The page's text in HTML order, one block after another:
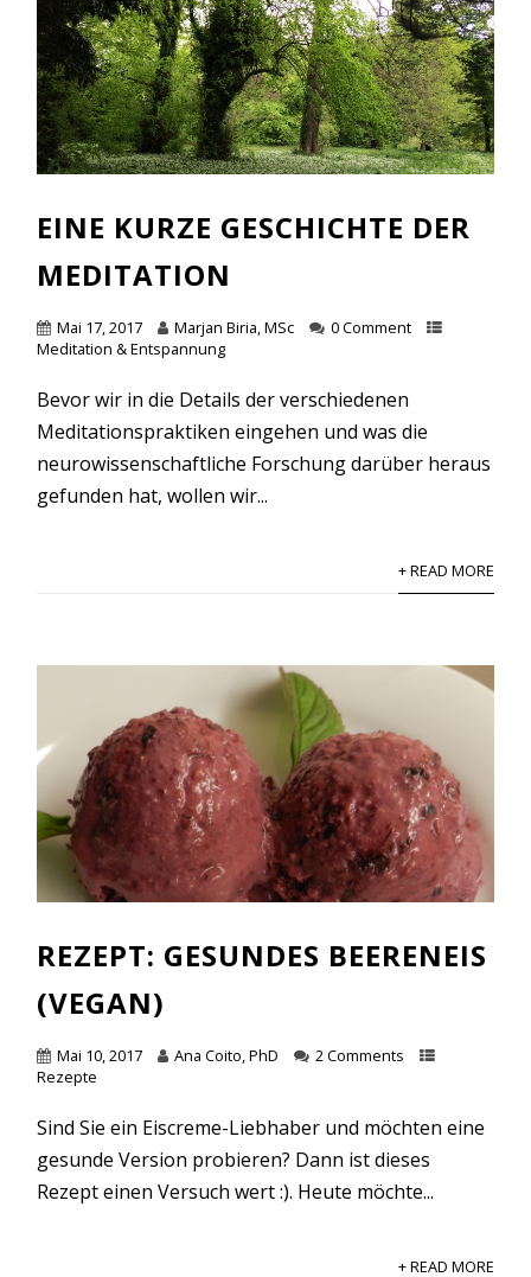
EINE KURZE GESCHICHTE DER
MEDITATION
Mai 17, 2017 Marjan Biria, MSc
0 Comment
Meditation & Entspannung
Bevor wir in die Details der verschiedenen
Meditationspraktiken eingehen und was die
neurowissenschaftliche Forschung darüber heraus
gefunden hat, wollen wir...
+ READ MORE
REZEPT: GESUNDES BEERENEIS
(VEGAN)
Mai 10, 2017 Ana Coito, PhD
2 Comments
Rezepte
Sind Sie ein Eiscreme-Liebhaber und möchten eine
gesunde Version probieren? Dann ist dieses
Rezept einen Versuch wert :). Heute möchte...
+ READ MORE